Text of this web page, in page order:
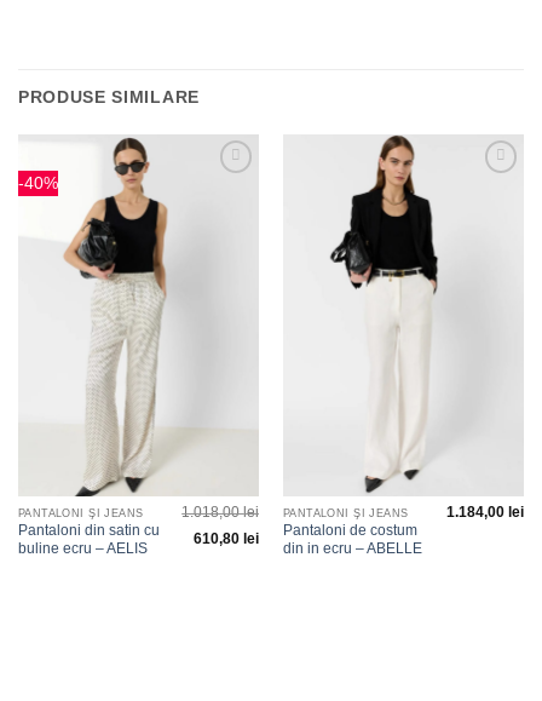
PRODUSE SIMILARE
-40%
PANTALONI ŞI JEANS
Pantaloni din satin cu
buline ecru – AELIS
1.018,00lei
610,80 lei
PANTALONI ŞI JEANS
Pantaloni de costum
din in ecru – ABELLE
1.184,00 lei